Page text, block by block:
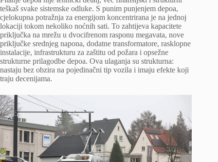
teškaš svake sistemske odluke. S punim punjenjem depoa,
cjelokupna potražnja za energijom koncentrirana je na jednoj
lokaciji tokom nekoliko noćnih sati. To zahtijeva kapacitete
priključka na mrežu u dvocifrenom rasponu megavata, nove
priključke srednjeg napona, dodatne transformatore, rasklopne
instalacije, infrastrukturu za zaštitu od požara i opsežne
strukturne prilagodbe depoa. Ova ulaganja su strukturna:
nastaju bez obzira na pojedinačni tip vozila i imaju efekte koji
traju decenijama.